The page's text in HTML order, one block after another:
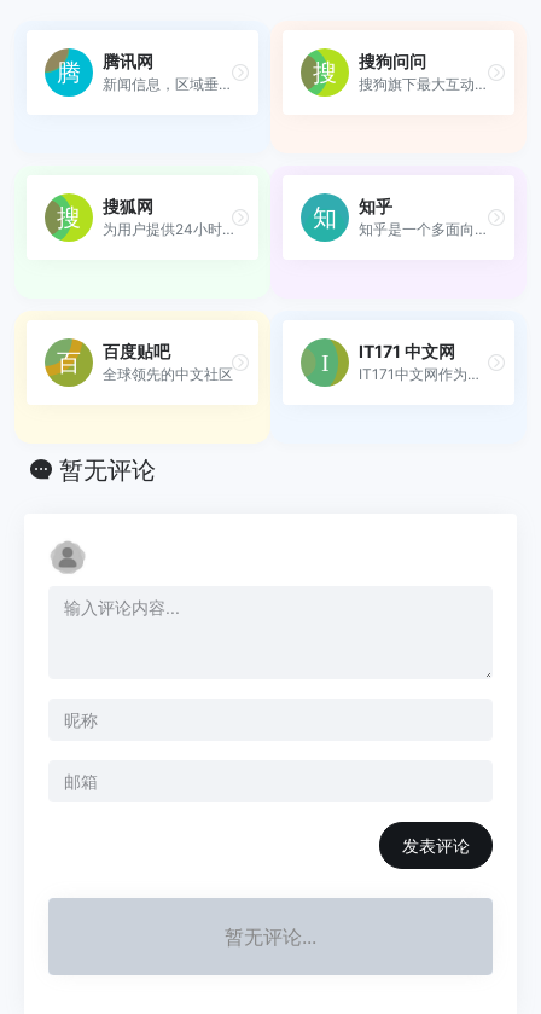
腾讯网
新闻信息，区域垂直生活服务...
搜狗问问
搜狗旗下最大互动问答社区
搜狐网
为用户提供24小时不间断的最...
知乎
知乎是一个多面向的中文互联...
百度贴吧
全球领先的中文社区
IT171 中文网
IT171中文网作为全球知名的中文IT技术社区，致力于为广大IT技术爱好者提供最新、最全面的技术分享平台。我们坚守技术免费分享的宗旨，努力打造一个真正的技术资源分享平台。
暂无评论
发表评论
暂无评论...